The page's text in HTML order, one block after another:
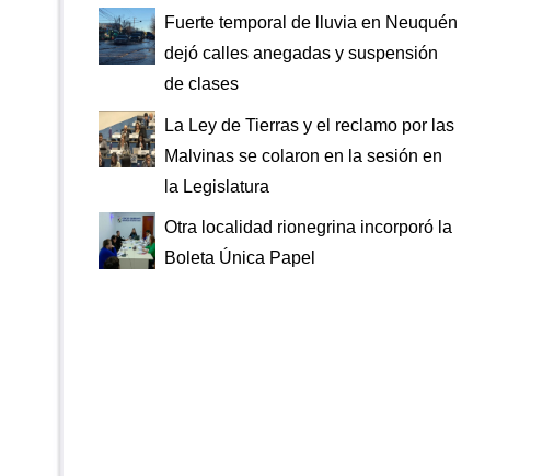
Fuerte temporal de lluvia en Neuquén
dejó calles anegadas y suspensión
de clases
La Ley de Tierras y el reclamo por las
Malvinas se colaron en la sesión en
la Legislatura
Otra localidad rionegrina incorporó la
Boleta Única Papel